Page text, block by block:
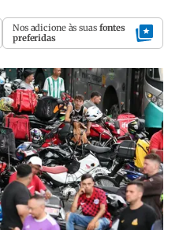
Nos adicione às suas fontes
preferidas